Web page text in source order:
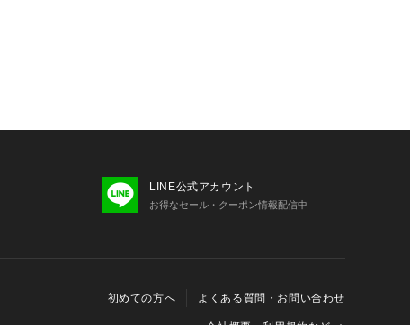
LINE公式アカウント
お得なセール・クーポン情報配信中
初めての方へ よくある質問・お問い合わせ